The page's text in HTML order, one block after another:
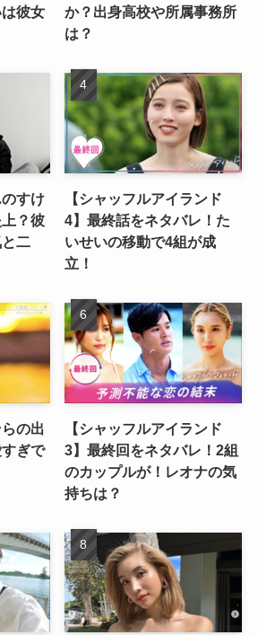
彼女
か？出身高校や所属事務所
は？
のすけ
上？彼
二
【シャッフルアイランド
4】最終話をネタバレ！た
いせいの移動で4組が成
立！
の出
ぎで
【シャッフルアイランド
3】最終回をネタバレ！2組
のカップルが！レオナの気
持ちは？